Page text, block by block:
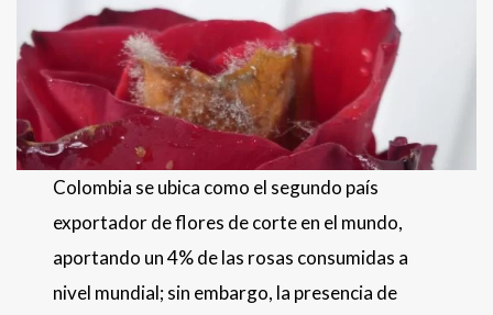
Colombia se ubica como el segundo país
exportador de flores de corte en el mundo,
aportando un 4% de las rosas consumidas a
nivel mundial; sin embargo, la presencia de